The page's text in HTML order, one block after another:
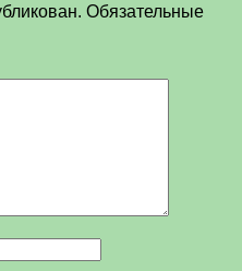
Обязательные